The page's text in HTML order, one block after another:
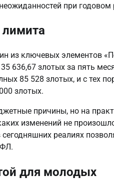
при годовом
из ключевых элементов
636,67 злотых за пять
85 528 злотых, и с тех
злотых.
причины, но на
изменений не
реалиях
для молодых